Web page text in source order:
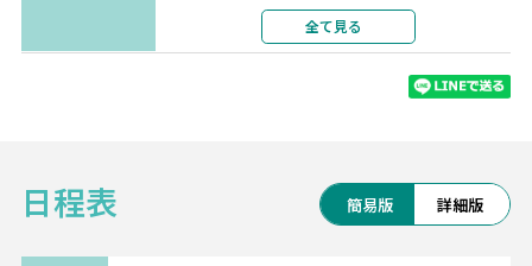
最新の機材・設備、厳選された機内食、
充実の機内エンターテインメントをお楽しみ
※航空会社の事情により予告なく変更となる
《イスタンブール/Istanbul》━━・・
トルコの代表的な都市イスタンブール。
全て見る
日程表 簡易版 詳細版